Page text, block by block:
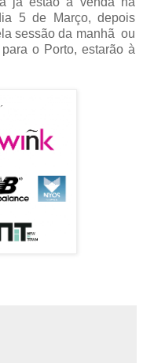
5 de Março, depois
sessão da manhã ou
o Porto, estarão à